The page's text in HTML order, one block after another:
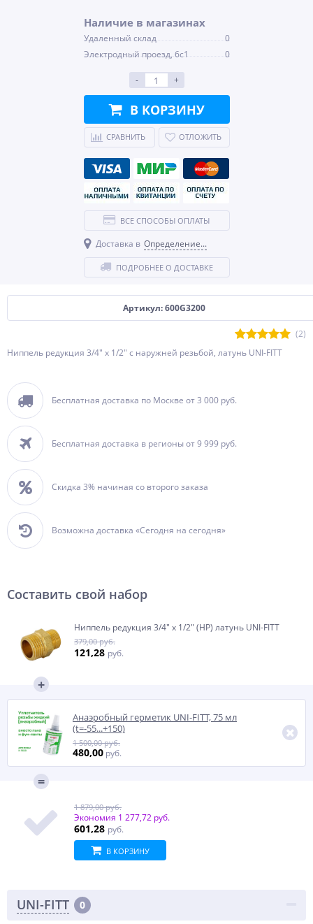
Артикул: 600G3200
(2)
Ниппель редукция 3/4" x 1/2" с наружней резьбой, латунь UNI-FITT
Бесплатная доставка по Москве от 3 000 руб.
Бесплатная доставка в регионы от 9 999 руб.
Скидка 3% начиная со второго заказа
Возможна доставка «Сегодня на сегодня»
Наличие в магазинах
Удаленный склад
0
Электродный проезд, 6с1
0
- +
В КОРЗИНУ
СРАВНИТЬ ОТЛОЖИТЬ
ВСЕ СПОСОБЫ ОПЛАТЫ
Доставка в Определение...
ПОДРОБНЕЕ О ДОСТАВКЕ
Составить свой набор
Ниппель редукция 3/4" x 1/2" (НР) латунь UNI-FITT
379,00 руб.
121,28 руб.
Анаэробный герметик UNI-FITT, 75 мл
(t=-55...+150)
480,00 руб.
1 500,00 руб.
1 879,00 руб.
Экономия 1 277,72 руб.
601,28 руб.
В КОРЗИНУ
UNI-FITT 0